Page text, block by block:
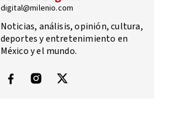
digital@milenio.com
Noticias, análisis, opinión, cultura,
deportes y entretenimiento en
México y el mundo.